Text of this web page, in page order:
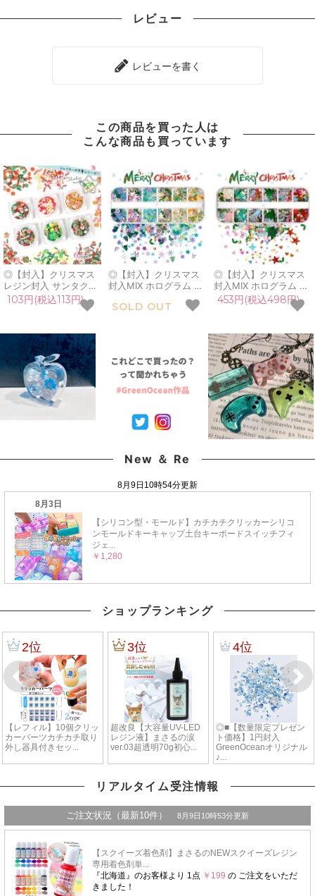
レビュー
レビューを書く
この商品を買った人は
こんな商品も買っています
◎【封入】クリスマス
レジン封入 サンタクロ
ース カラースプレー ス
ライスパーツ 雪だるま
パーツ ネイル用品 デコ
パーツ カシャカシャ シ
ェイカーの中身《選べ
る6種》
103円(税込113円)
◎【封入】クリスマス
封入MIX ホログラム レ
ジン封入 クリスマスツ
リー 雪の結晶 さくら
《Cタイプ》
SOLD OUT
◎【封入】クリスマス
封入MIX ホログラム レ
ジン封入 トナカイ 雪だ
るま スノーマン 結晶
ト ネイルパーツ ネイル
用品 デコパーツ キラキ
ラ カシャカシャ 手芸
《Aタイプ》
453円(税込498円)
New ＆ Re
ショップランキング
リアルタイム受注情報